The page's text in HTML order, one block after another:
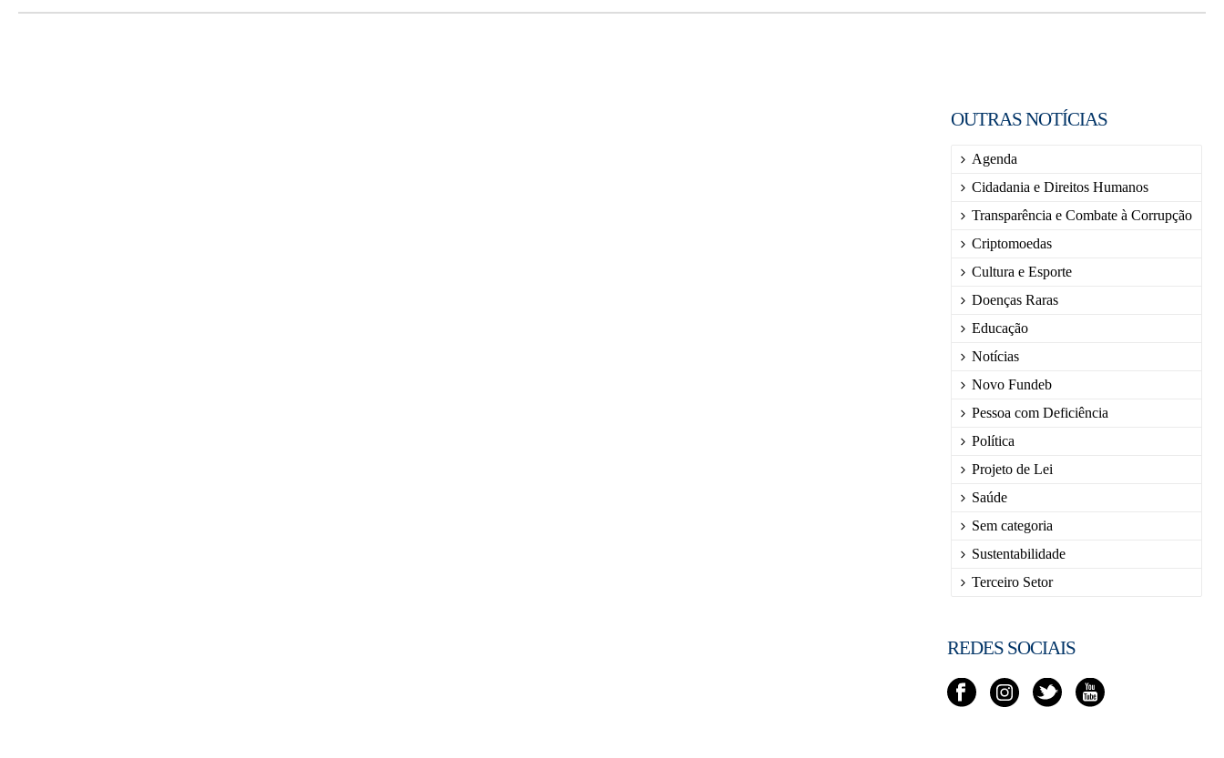
OUTRAS NOTÍCIAS
Agenda
Cidadania e Direitos Humanos
Transparência e Combate à Corrupção
Criptomoedas
Cultura e Esporte
Doenças Raras
Educação
Notícias
Novo Fundeb
Pessoa com Deficiência
Política
Projeto de Lei
Saúde
Sem categoria
Sustentabilidade
Terceiro Setor
REDES SOCIAIS